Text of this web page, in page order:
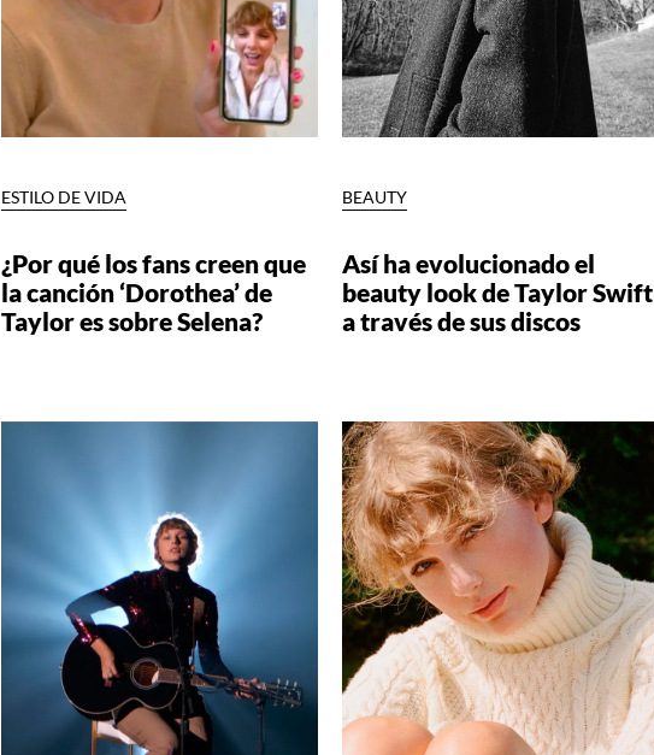
ESTILO DE VIDA
¿Por qué los fans creen que
la canción ‘Dorothea’ de
Taylor es sobre Selena?
BEAUTY
Así ha evolucionado el
beauty look de Taylor Swift
a través de sus discos